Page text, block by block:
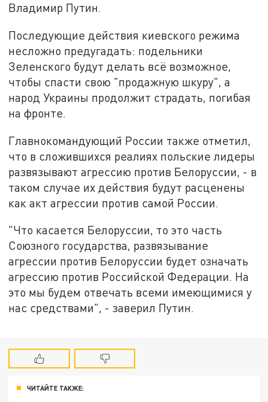
Владимир Путин.
Последующие действия киевского режима
несложно предугадать: подельники
Зеленского будут делать всё возможное,
чтобы спасти свою "продажную шкуру", а
народ Украины продолжит страдать, погибая
на фронте.
Главнокомандующий России также отметил,
что в сложившихся реалиях польские лидеры
развязывают агрессию против Белоруссии, - в
таком случае их действия будут расценены
как акт агрессии против самой России.
"Что касается Белоруссии, то это часть
Союзного государства, развязывание
агрессии против Белоруссии будет означать
агрессию против Российской Федерации. На
это мы будем отвечать всеми имеющимися у
нас средствами", - заверил Путин.
ЧИТАЙТЕ ТАКЖЕ: